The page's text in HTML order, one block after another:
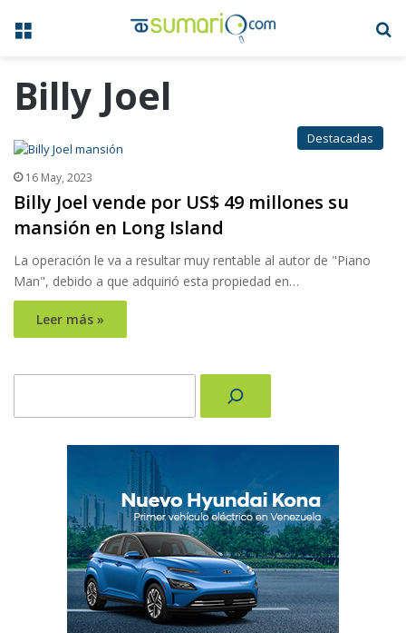
Menú
Billy Joel
Destacadas
16 May, 2023
Billy Joel vende por US$ 49 millones su
mansión en Long Island
La operación le va a resultar muy rentable al autor de "Piano
Man", debido a que adquirió esta propiedad en…
Leer más »